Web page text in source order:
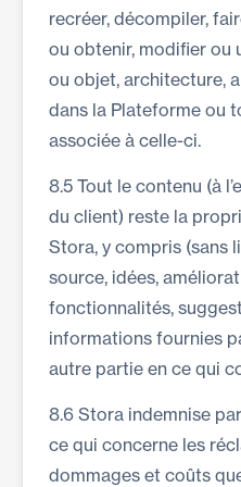
recréer, décompiler,
ou obtenir, modifier ou
ou objet, architecture,
dans la Plateforme ou
associée à celle-ci.
8.5 Tout le contenu (à
du client) reste la
Stora, y compris (sans
source, idées,
fonctionnalités,
informations fournies
autre partie en ce qui
8.6 Stora indemnise
ce qui concerne les
dommages et coûts